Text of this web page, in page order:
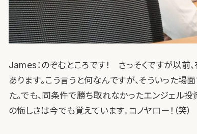
James：のぞむところです！ さっそくですが以前
あります。こう言うと何なんですが、そういった
た。でも、同条件で勝ち取れなかったエンジェル
の悔しさは今でも覚えています。コノヤロー！（笑）